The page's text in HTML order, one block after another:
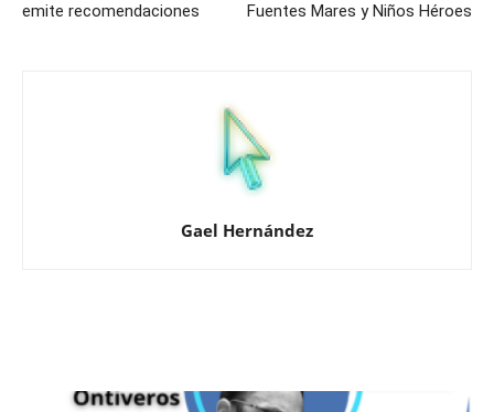
emite recomendaciones
Fuentes Mares y Niños Héroes
Gael Hernández